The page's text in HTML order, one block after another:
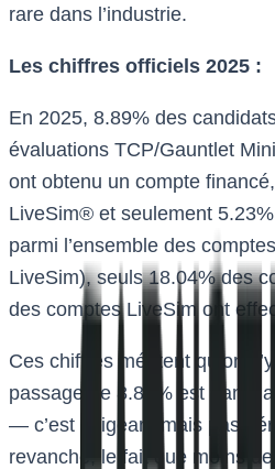
rare dans l’industrie.
Les chiffres officiels 2025 :
En 2025, 8.89% des
évaluations TCP/Gauntlet
ont obtenu un compte
LiveSim® et seulement
parmi l’ensemble des
LiveSim), seuls 18.04% des
des comptes LiveSim ont
Ces chiffres méritent qu’on
passage de 8.89% est dans
— c’est exigeant mais pas
revanche, le fait que moins